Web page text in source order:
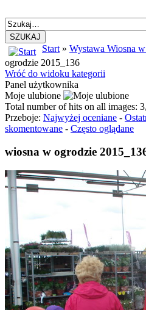
SZUKAJ
Start » Wystawa Wiosna
ogrodzie 2015_136
Wróć do widoku kategorii
Panel użytkownika
Moje ulubione
Total number of hits on all images:
Przeboje: Najwyżej oceniane -
skomentowane - Często oglądane
wiosna w ogrodzie